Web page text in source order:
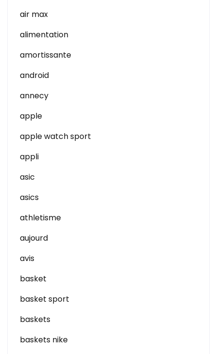
air max
alimentation
amortissante
android
annecy
apple
apple watch sport
appli
asic
asics
athletisme
aujourd
avis
basket
basket sport
baskets
baskets nike